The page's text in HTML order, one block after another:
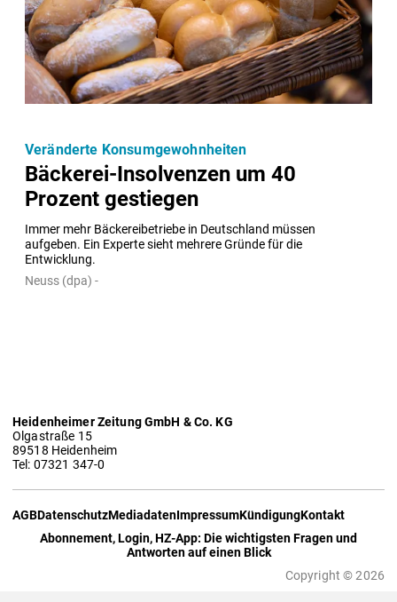
Bäckerei-Insolvenzen um 40
Prozent gestiegen
Immer mehr Bäckereibetriebe in Deutschland müssen
aufgeben. Ein Experte sieht mehrere Gründe für die
Entwicklung.
Veränderte Konsumgewohnheiten
Neuss (dpa) -
Heidenheimer Zeitung GmbH & Co. KG
Olgastraße 15
89518 Heidenheim
Tel: 07321 347-0
AGBDatenschutzMediadatenImpressumKündigungKontakt
Abonnement, Login, HZ-App: Die wichtigsten Fragen und
Antworten auf einen Blick
Copyright © 2026